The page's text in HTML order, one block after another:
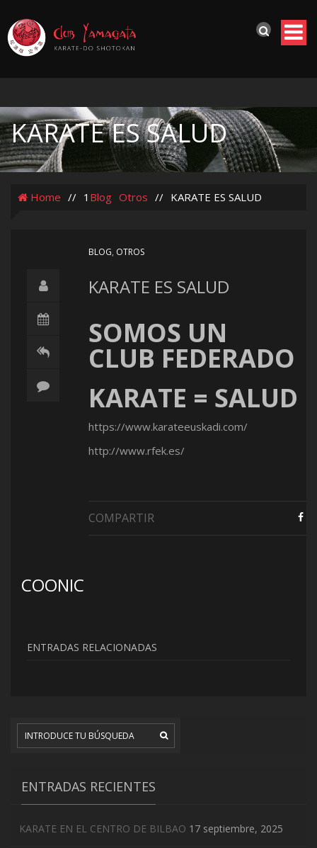
KARATE ES SALUD
Home // 1 Blog Otros // KARATE ES SALUD
BLOG, OTROS
KARATE ES SALUD
SOMOS UN
CLUB FEDERADO
KARATE = SALUD
https://www.karateeuskadi.com/
http://www.rfek.es/
COMPARTIR
COONIC
ENTRADAS RELACIONADAS
ENTRADAS RECIENTES
KARATE EN EL CENTRO DE BILBAO 17 septiembre, 2025